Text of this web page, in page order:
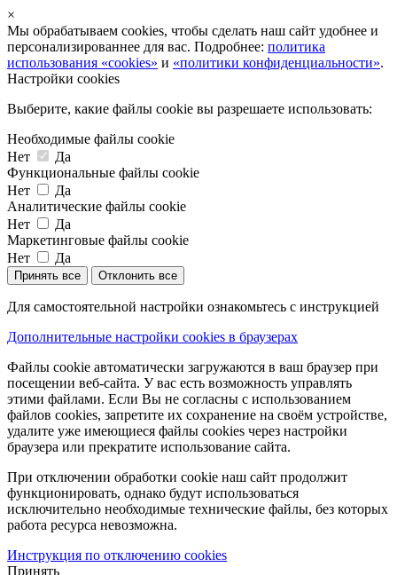
×
Мы обрабатываем cookies, чтобы сделать наш сайт удобнее и
персонализированнее для вас. Подробнее: политика
использования «cookies» и «политики конфиденциальности».
Настройки cookies
Выберите, какие файлы cookie вы разрешаете использовать:
Необходимые файлы cookie
Нет
Да
Функциональные файлы cookie
Нет
Да
Аналитические файлы cookie
Нет
Да
Маркетинговые файлы cookie
Нет
Да
Принять все Отклонить все
Для самостоятельной настройки ознакомьтесь с инструкцией
Дополнительные настройки cookies в браузерах
Файлы cookie автоматически загружаются в ваш браузер при
посещении веб-сайта. У вас есть возможность управлять
этими файлами. Если Вы не согласны с использованием
файлов cookies, запретите их сохранение на своём устройстве,
удалите уже имеющиеся файлы cookies через настройки
браузера или прекратите использование сайта.
При отключении обработки cookie наш сайт продолжит
функционировать, однако будут использоваться
исключительно необходимые технические файлы, без которых
работа ресурса невозможна.
Инструкция по отключению cookies
Принять